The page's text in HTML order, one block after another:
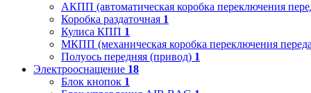
АКПП (автоматическая коробка переключения
Коробка раздаточная 1
Кулиса КПП 1
МКПП (механическая коробка переключения
Полуось передняя (привод) 1
Электрооснащение 18
Блок кнопок 1